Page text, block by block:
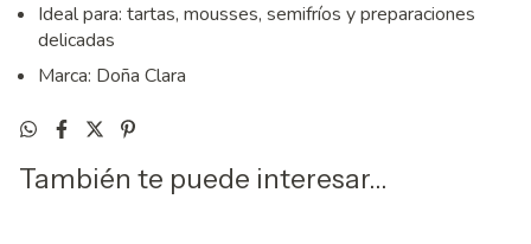
Ideal para: tartas, mousses, semifríos y preparaciones
delicadas
Marca: Doña Clara
También te puede interesar...